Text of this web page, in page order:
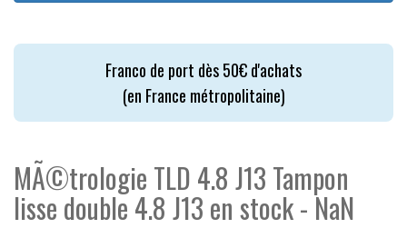
Franco de port dès 50€ d'achats
(en France métropolitaine)
MÃ©trologie TLD 4.8 J13 Tampon
lisse double 4.8 J13 en stock - NaN